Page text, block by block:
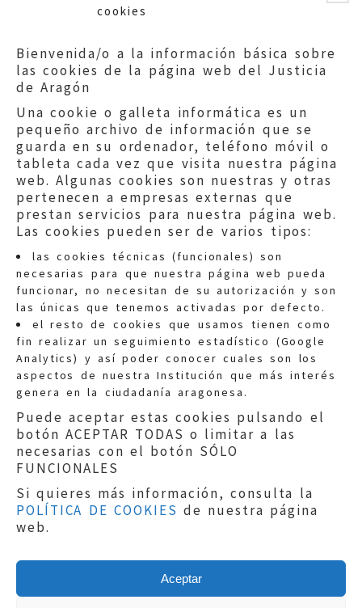
cookies
Bienvenida/o a la información básica sobre
las cookies de la página web del Justicia
de Aragón
Una cookie o galleta informática es un
pequeño archivo de información que se
guarda en su ordenador, teléfono móvil o
tableta cada vez que visita nuestra página
web. Algunas cookies son nuestras y otras
pertenecen a empresas externas que
prestan servicios para nuestra página web.
Las cookies pueden ser de varios tipos:
las cookies técnicas (funcionales) son
necesarias para que nuestra página web pueda
funcionar, no necesitan de su autorización y son
las únicas que tenemos activadas por defecto.
el resto de cookies que usamos tienen como
fin realizar un seguimiento estadístico (Google
Analytics) y así poder conocer cuales son los
aspectos de nuestra Institución que más interés
genera en la ciudadanía aragonesa.
Puede aceptar estas cookies pulsando el
botón ACEPTAR TODAS o limitar a las
necesarias con el botón SÓLO
FUNCIONALES
Si quieres más información, consulta la
POLÍTICA DE COOKIES de nuestra página
web.
Aceptar
Quejas:quejas@eljusticiadearagon.es
Información general:
informacion@eljusticiadearagon.es
Teléfonos:900 210 210/
Aviso legal|Política de privacidad|
Protección de Datos
Política de cookies
Copyright © 2019El Justicia de Aragón|